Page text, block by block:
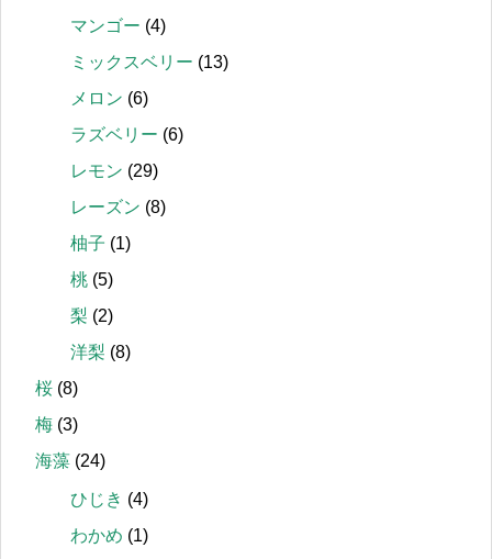
マンゴー (4)
ミックスベリー (13)
メロン (6)
ラズベリー (6)
レモン (29)
レーズン (8)
柚子 (1)
桃 (5)
梨 (2)
洋梨 (8)
桜 (8)
梅 (3)
海藻 (24)
ひじき (4)
わかめ (1)